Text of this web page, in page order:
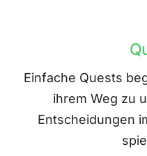
Einfache Quests
ihrem Weg zu
Entscheidungen